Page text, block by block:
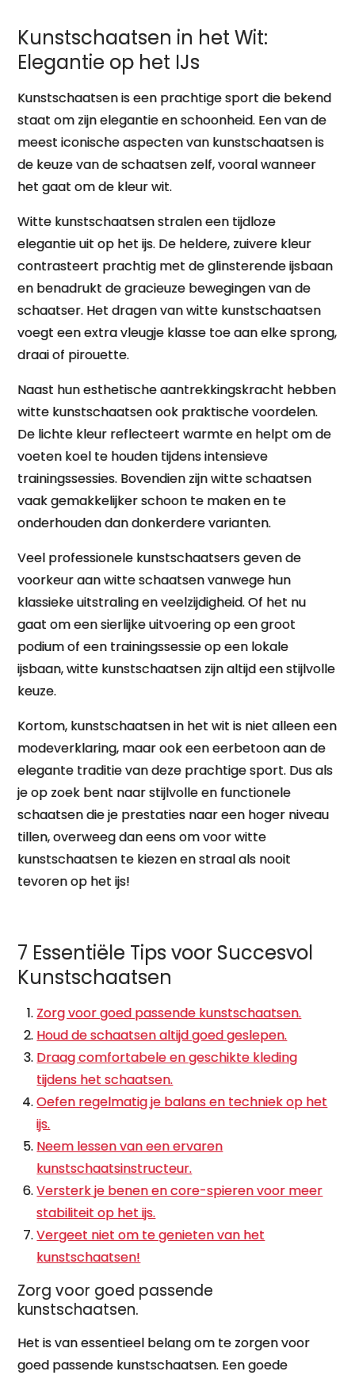
Kunstschaatsen in het Wit:
Elegantie op het IJs
Kunstschaatsen is een prachtige sport die bekend
staat om zijn elegantie en schoonheid. Een van de
meest iconische aspecten van kunstschaatsen is
de keuze van de schaatsen zelf, vooral wanneer
het gaat om de kleur wit.
Witte kunstschaatsen stralen een tijdloze
elegantie uit op het ijs. De heldere, zuivere kleur
contrasteert prachtig met de glinsterende ijsbaan
en benadrukt de gracieuze bewegingen van de
schaatser. Het dragen van witte kunstschaatsen
voegt een extra vleugje klasse toe aan elke sprong,
draai of pirouette.
Naast hun esthetische aantrekkingskracht hebben
witte kunstschaatsen ook praktische voordelen.
De lichte kleur reflecteert warmte en helpt om de
voeten koel te houden tijdens intensieve
trainingssessies. Bovendien zijn witte schaatsen
vaak gemakkelijker schoon te maken en te
onderhouden dan donkerdere varianten.
Veel professionele kunstschaatsers geven de
voorkeur aan witte schaatsen vanwege hun
klassieke uitstraling en veelzijdigheid. Of het nu
gaat om een ​​sierlijke uitvoering op een groot
podium of een trainingssessie op een lokale
ijsbaan, witte kunstschaatsen zijn altijd een stijlvolle
keuze.
Kortom, kunstschaatsen in het wit is niet alleen een
modeverklaring, maar ook een eerbetoon aan de
elegante traditie van deze prachtige sport. Dus als
je op zoek bent naar stijlvolle en functionele
schaatsen die je prestaties naar een hoger niveau
tillen, overweeg dan eens om voor witte
kunstschaatsen te kiezen en straal als nooit
tevoren op het ijs!
7 Essentiële Tips voor Succesvol
Kunstschaatsen
Zorg voor goed passende kunstschaatsen.
Houd de schaatsen altijd goed geslepen.
Draag comfortabele en geschikte kleding
tijdens het schaatsen.
Oefen regelmatig je balans en techniek op het
ijs.
Neem lessen van een ervaren
kunstschaatsinstructeur.
Versterk je benen en core-spieren voor meer
stabiliteit op het ijs.
Vergeet niet om te genieten van het
kunstschaatsen!
Zorg voor goed passende
kunstschaatsen.
Het is van essentieel belang om te zorgen voor
goed passende kunstschaatsen. Een goede